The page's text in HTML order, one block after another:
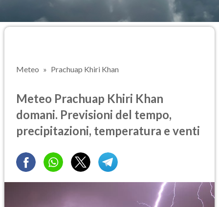
Meteo Prachuap Khiri Khan
Meteo Prachuap Khiri Khan
domani. Previsioni del tempo,
precipitazioni, temperatura e venti